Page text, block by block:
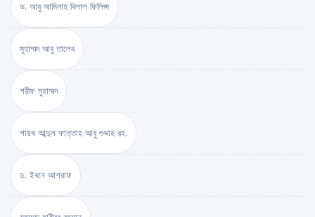
ড. আবু আমিনাহ বিলাল ফিলিপ্স
মুহাম্মদ আবু তালেব
শরীফ মুহাম্মদ
শায়খ আব্দুল ফাত্তাহ আবু গুদ্দাহ রহ.
ড. ইবনে আশরাফ